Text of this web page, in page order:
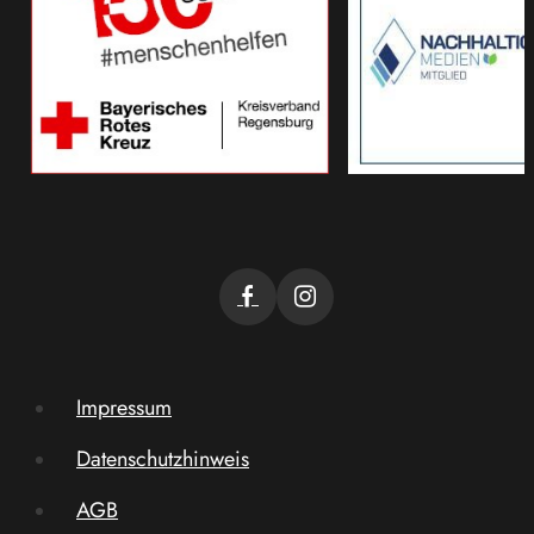
Impressum
Datenschutzhinweis
AGB